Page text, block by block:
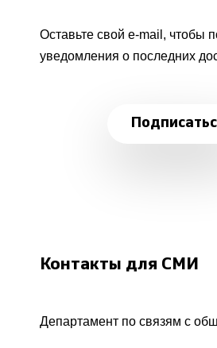
Оставьте свой e-mail, чтобы
уведомления о последних
Контакты для СМИ
Департамент по связям с